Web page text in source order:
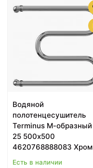
Водяной
полотенцесушитель
Terminus М-образный
25 500x500
4620768888083 Хром
Есть в наличии